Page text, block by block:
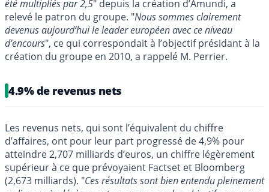
été multipliés par 2,5" depuis la création d’Amundi, a
relevé le patron du groupe. "Nous sommes clairement
devenus aujourd’hui le leader européen avec ce niveau
d’encours", ce qui correspondait à l’objectif présidant à la
création du groupe en 2010, a rappelé M. Perrier.
4.9% de revenus nets
Les revenus nets, qui sont l’équivalent du chiffre
d’affaires, ont pour leur part progressé de 4,9% pour
atteindre 2,707 milliards d’euros, un chiffre légèrement
supérieur à ce que prévoyaient Factset et Bloomberg
(2,673 milliards). "Ces résultats sont bien entendu pleinement